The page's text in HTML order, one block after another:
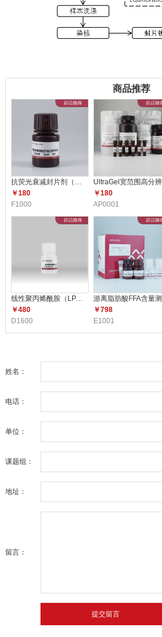
商品推荐
￥180
F1000
￥180
AP0001
线性聚丙烯酰胺（LPA）（5mg/m
￥480
D1600
￥798
E1001
姓名：
电话：
单位：
课题组：
地址：
留言：